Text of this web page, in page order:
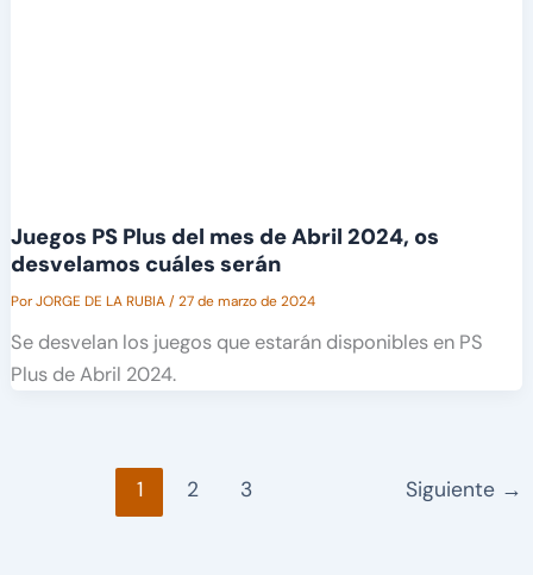
Juegos PS Plus del mes de Abril 2024, os
desvelamos cuáles serán
PorJORGE DE LA RUBIA/27 de marzo de 2024
Se desvelan los juegos que estarán disponibles en PS
Plus de Abril 2024.
1 2 3 Siguiente →